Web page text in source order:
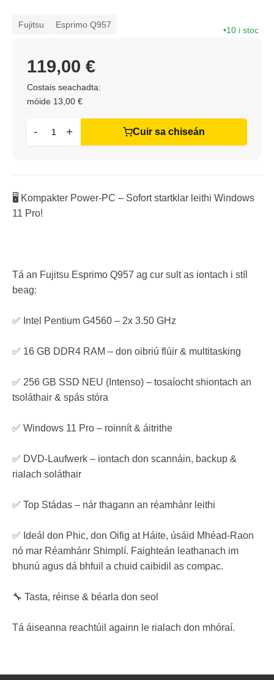
Fujitsu Esprimo Q957
10 i stoc
Costais seachadta:
móide 13,00 €
119,00 €
- + Cuir sa chiseán
🖥️ Kompakter Power-PC – Sofort startklar leithi Windows
11 Pro!
Tá an Fujitsu Esprimo Q957 ag cur sult as iontach i stíl
beag:
✅ Intel Pentium G4560 – 2x 3.50 GHz
✅ 16 GB DDR4 RAM – don oibriú flúir & multitasking
✅ 256 GB SSD NEU (Intenso) – tosaíocht shiontach an
tsoláthair & spás stóra
✅ Windows 11 Pro – roinnít & áitrithe
✅ DVD-Laufwerk – iontach don scannáin, backup &
rialach soláthair
✅ Top Stádas – nár thagann an réamhánr leithi
✅ Ideál don Phic, don Oifig at Háite, úsáid Mhéad-Raon
nó mar Réamhánr Shimplí. Faighteán leathanach im
bhunú agus dá bhfuil a chuid caibidil as compac.
🔧 Tasta, réinse & béarla don seol
Tá áiseanna reachtúil againn le rialach don mhóraí.